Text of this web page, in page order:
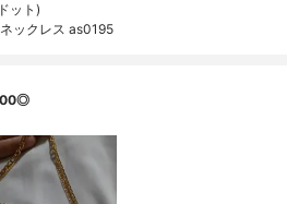
ット)
ックレス as0195